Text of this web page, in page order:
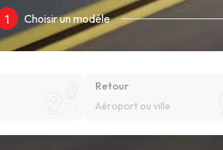
1 Choisir un modèle
Retour
Aéroport ou ville